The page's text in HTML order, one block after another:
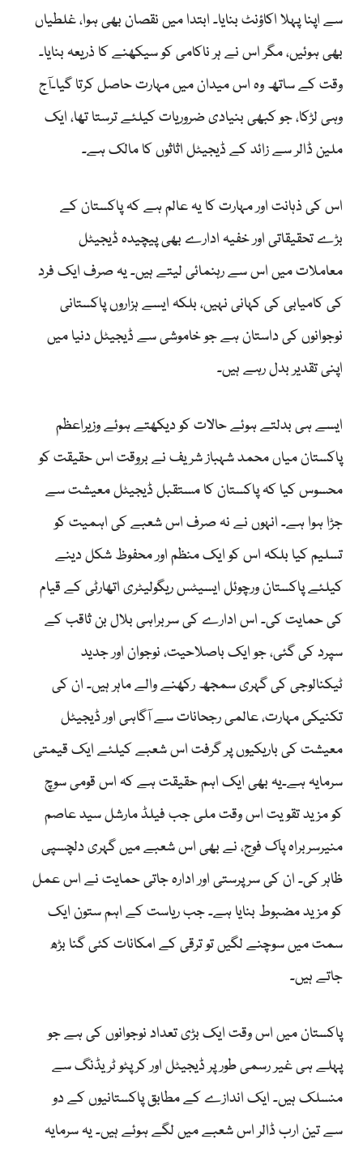
سے اپنا پہلا اکاؤنٹ بنایا۔ ابتدا میں نقصان بھی ہوا، غلطیاں
بھی ہوئیں، مگر اس نے ہر ناکامی کو سیکھنے کا ذریعہ بنایا۔
وقت کے ساتھ وہ اس میدان میں مہارت حاصل کرتا گیا۔آج
وہی لڑکا، جو کبھی بنیادی ضروریات کیلئے ترستا تھا، ایک
ملین ڈالر سے زائد کے ڈیجیٹل اثاثوں کا مالک ہے۔
اس کی ذہانت اور مہارت کا یہ عالم ہے کہ پاکستان کے
بڑے تحقیقاتی اور خفیہ ادارے بھی پیچیدہ ڈیجیٹل
معاملات میں اس سے رہنمائی لیتے ہیں۔ یہ صرف ایک فرد
کی کامیابی کی کہانی نہیں، بلکہ ایسے ہزاروں پاکستانی
نوجوانوں کی داستان ہے جو خاموشی سے ڈیجیٹل دنیا میں
اپنی تقدیر بدل رہے ہیں۔
ایسے ہی بدلتے ہوئے حالات کو دیکھتے ہوئے وزیراعظم
پاکستان میاں محمد شہباز شریف نے بروقت اس حقیقت کو
محسوس کیا کہ پاکستان کا مستقبل ڈیجیٹل معیشت سے
جڑا ہوا ہے۔ انہوں نے نہ صرف اس شعبے کی اہمیت کو
تسلیم کیا بلکہ اس کو ایک منظم اور محفوظ شکل دینے
کیلئے پاکستان ورچوئل ایسیٹس ریگولیٹری اتھارٹی کے قیام
کی حمایت کی۔ اس ادارے کی سربراہی بلال بن ثاقب کے
سپرد کی گئی، جو ایک باصلاحیت، نوجوان اور جدید
ٹیکنالوجی کی گہری سمجھ رکھنے والے ماہر ہیں۔ ان کی
تکنیکی مہارت، عالمی رجحانات سے آگاہی اور ڈیجیٹل
معیشت کی باریکیوں پر گرفت اس شعبے کیلئے ایک قیمتی
سرمایہ ہے۔یہ بھی ایک اہم حقیقت ہے کہ اس قومی سوچ
کو مزید تقویت اس وقت ملی جب فیلڈ مارشل سید عاصم
منیرسربراہ پاک فوج، نے بھی اس شعبے میں گہری دلچسپی
ظاہر کی۔ ان کی سرپرستی اور ادارہ جاتی حمایت نے اس عمل
کو مزید مضبوط بنایا ہے۔ جب ریاست کے اہم ستون ایک
سمت میں سوچنے لگیں تو ترقی کے امکانات کئی گنا بڑھ
جاتے ہیں۔
پاکستان میں اس وقت ایک بڑی تعداد نوجوانوں کی ہے جو
پہلے ہی غیر رسمی طور پر ڈیجیٹل اور کرپٹو ٹریڈنگ سے
منسلک ہیں۔ ایک اندازے کے مطابق پاکستانیوں کے دو
سے تین ارب ڈالر اس شعبے میں لگے ہوئے ہیں۔ یہ سرمایہ